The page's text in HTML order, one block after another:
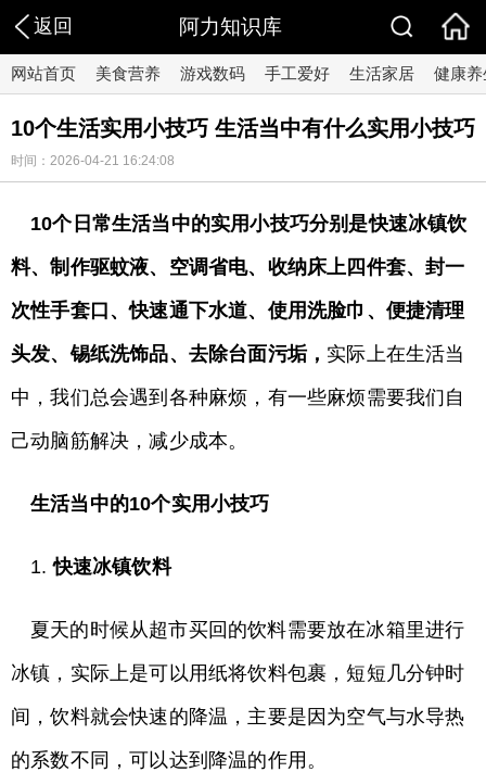
返回 阿力知识库
网站首页 美食营养 游戏数码 手工爱好 生活家居 健康养
10个生活实用小技巧 生活当中有什么实用小技巧
时间：2026-04-21 16:24:08
10个日常生活当中的实用小技巧分别是快速冰镇饮
料、制作驱蚊液、空调省电、收纳床上四件套、封一
次性手套口、快速通下水道、使用洗脸巾、便捷清理
头发、锡纸洗饰品、去除台面污垢， 实际上在生活当
中，我们总会遇到各种麻烦，有一些麻烦需要我们自
己动脑筋解决，减少成本。
生活当中的10个实用小技巧
1.快速冰镇饮料
夏天的时候从超市买回的饮料需要放在冰箱里进行
冰镇，实际上是可以用纸将饮料包裹，短短几分钟时
间，饮料就会快速的降温，主要是因为空气与水导热
的系数不同，可以达到降温的作用。